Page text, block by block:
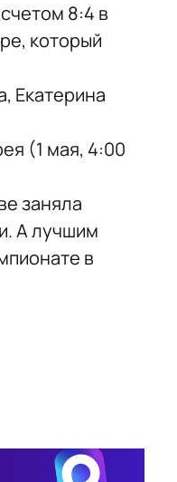
8:4 в
который
Екатерина
(1 мая, 4:00
заняла
А лучшим
в